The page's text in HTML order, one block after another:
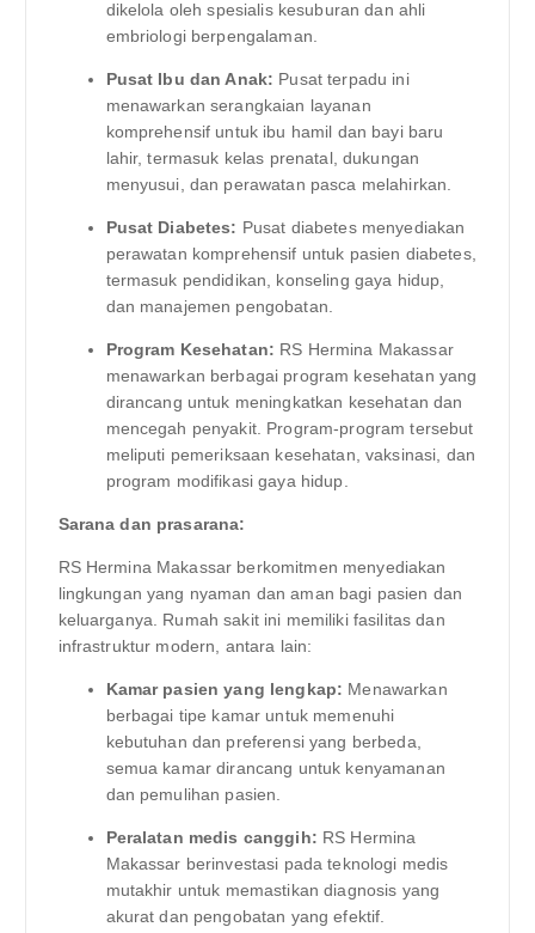
dikelola oleh spesialis kesuburan dan ahli
embriologi berpengalaman.
Pusat Ibu dan Anak: Pusat terpadu ini
menawarkan serangkaian layanan
komprehensif untuk ibu hamil dan bayi baru
lahir, termasuk kelas prenatal, dukungan
menyusui, dan perawatan pasca melahirkan.
Pusat Diabetes: Pusat diabetes menyediakan
perawatan komprehensif untuk pasien diabetes,
termasuk pendidikan, konseling gaya hidup,
dan manajemen pengobatan.
Program Kesehatan: RS Hermina Makassar
menawarkan berbagai program kesehatan yang
dirancang untuk meningkatkan kesehatan dan
mencegah penyakit. Program-program tersebut
meliputi pemeriksaan kesehatan, vaksinasi, dan
program modifikasi gaya hidup.
Sarana dan prasarana:
RS Hermina Makassar berkomitmen menyediakan
lingkungan yang nyaman dan aman bagi pasien dan
keluarganya. Rumah sakit ini memiliki fasilitas dan
infrastruktur modern, antara lain:
Kamar pasien yang lengkap: Menawarkan
berbagai tipe kamar untuk memenuhi
kebutuhan dan preferensi yang berbeda,
semua kamar dirancang untuk kenyamanan
dan pemulihan pasien.
Peralatan medis canggih: RS Hermina
Makassar berinvestasi pada teknologi medis
mutakhir untuk memastikan diagnosis yang
akurat dan pengobatan yang efektif.